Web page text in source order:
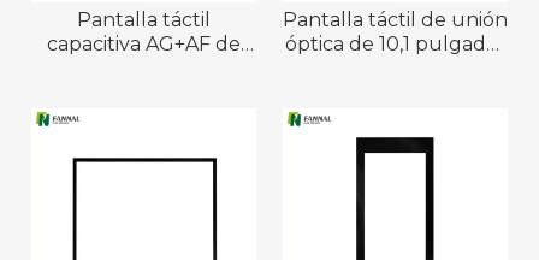
Pantalla táctil
capacitiva AG+AF de
Pantalla táctil de unión
óptica de 10,1 pulgadas